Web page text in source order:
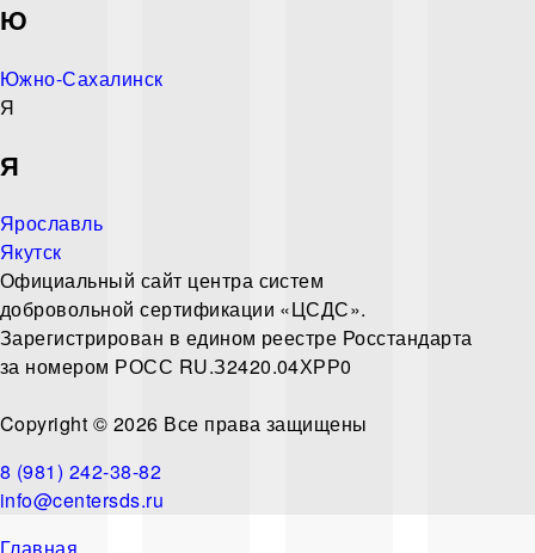
Ю
Южно-Сахалинск
Я
Я
Ярославль
Якутск
Официальный сайт центра систем
добровольной сертификации «ЦСДС».
Зарегистрирован в едином реестре Росстандарта
за номером РОСС RU.З2420.04ХРР0
Copyright © 2026 Все права защищены
8 (981) 242-38-82
info@centersds.ru